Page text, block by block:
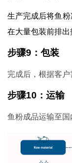
生产完成后将鱼
在大量包装前排出
步骤9：包装
完成后，根据客户
步骤10：运输
鱼粉成品运输至国